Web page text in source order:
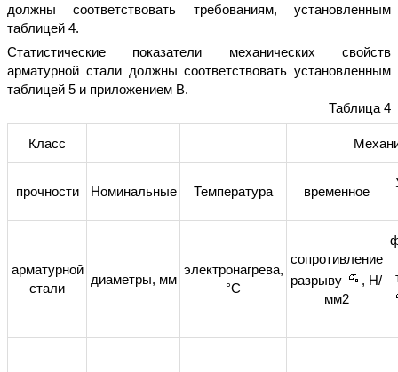
должны соответствовать требованиям, установленным
таблицей 4.
Статистические показатели механических свойств
арматурной стали должны соответствовать установленным
таблицей 5 и приложением В.
Таблица 4
Класс
прочности Номинальные Температура временное
арматурной
стали
диаметры, мм
электронагрева,
°С
сопротивление
разрыву
, Н/
мм2